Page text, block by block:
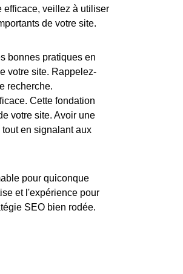
efficace, veillez à utiliser
de votre site.
bonnes pratiques en
votre site. Rappelez-
recherche.
. Cette fondation
votre site. Avoir une
en signalant aux
pour quiconque
et l'expérience pour
SEO bien rodée.